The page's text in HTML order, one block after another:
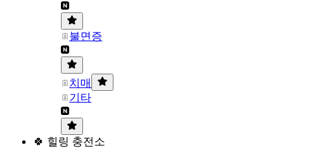
불면증
치매
기타
🍀 힐링 충전소